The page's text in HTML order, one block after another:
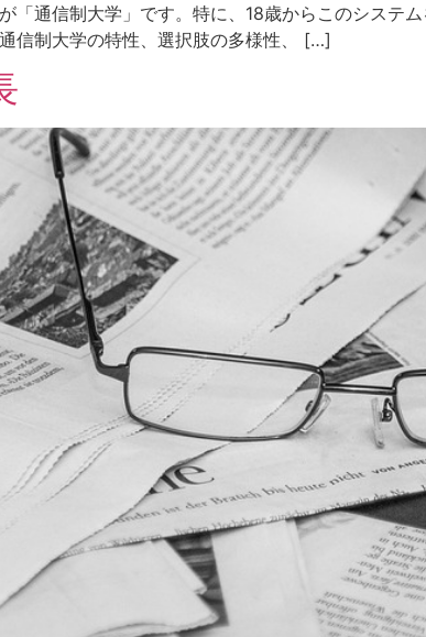
「通信制大学」です。特に、18歳からこのシステ
信制大学の特性、選択肢の多様性、 […]